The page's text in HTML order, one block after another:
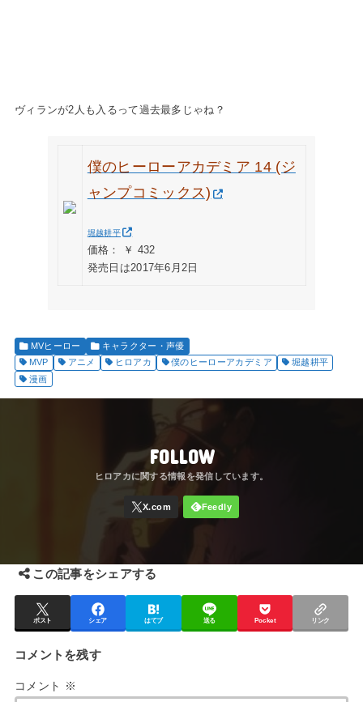
ヴィランが2人も入るって過去最多じゃね？
僕のヒーローアカデミア 14 (ジ
ャンプコミックス)
堀越耕平
価格： ￥ 432
発売日は2017年6月2日
MVヒーロー
キャラクター・声優
MVP
アニメ ヒロアカ 僕のヒーローアカデミア
堀越耕平
漫画
FOLLOW
この記事をシェアする
ポスト シェア はてブ 送る Pocket リンク
コメントを残す
コメント ※